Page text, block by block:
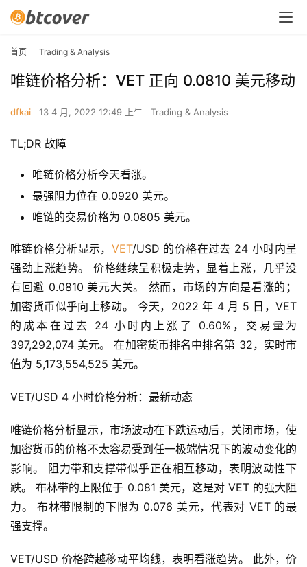
首页 Trading & Analysis
唯链价格分析：VET 正向 0.0810 美元移动
dfkai 13 4 月, 2022 12:49 上午 Trading & Analysis
TL;DR 故障
唯链价格分析今天看涨。
最强阻力位在 0.0920 美元。
唯链的交易价格为 0.0805 美元。
唯链价格分析显示， VET/USD 的价格在过去 24 小时内呈
强劲上涨趋势。 价格继续呈积极走势，显着上涨，几乎没
有回避 0.0810 美元大关。 然而，市场的方向是看涨的；
加密货币似乎向上移动。 今天，2022 年 4 月 5 日，VET
的成本在过去 24 小时内上涨了 0.60%，交易量为
397,292,074 美元。 在加密货币排名中排名第 32，实时市
值为 5,173,554,525 美元。
VET/USD 4 小时价格分析：最新动态
唯链价格分析显示，市场波动在下跌运动后，关闭市场，使
加密货币的价格不太容易受到任一极端情况下的波动变化的
影响。 阻力带和支撑带似乎正在相互移动，表明波动性下
跌。 布林带的上限位于 0.081 美元，这是对 VET 的强大阻
力。 布林带限制的下限为 0.076 美元，代表对 VET 的最
强支撑。
VET/USD 价格跨越移动平均线，表明看涨趋势。 此外，价